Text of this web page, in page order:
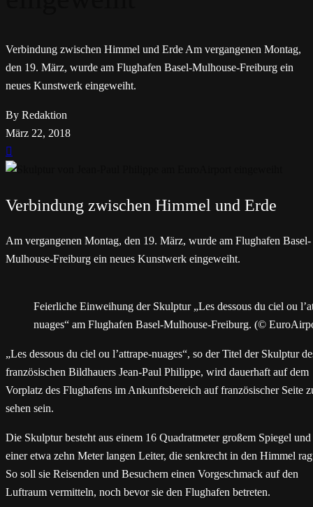
Verbindung zwischen Himmel und Erde Am vergangenen Montag,
den 19. März, wurde am Flughafen Basel-Mulhouse-Freiburg ein
neues Kunstwerk eingeweiht.
By Redaktion
März 22, 2018
Verbindung zwischen Himmel und Erde
Am vergangenen Montag, den 19. März, wurde am Flughafen Basel-
Mulhouse-Freiburg ein neues Kunstwerk eingeweiht.
Feierliche Einweihung der Skulptur „Les dessous du ciel ou
nuages“ am Flughafen Basel-Mulhouse-Freiburg. (©
„Les dessous du ciel ou l’attrape-nuages“, so der Titel der Skulptur
französischen Bildhauers Jean-Paul Philippe, wird dauerhaft auf dem
Vorplatz des Flughafens im Ankunftsbereich auf französischer Seite
sehen sein.
Die Skulptur besteht aus einem 16 Quadratmeter großem Spiegel und
einer etwa zehn Meter langen Leiter, die senkrecht in den Himmel
So soll sie Reisenden und Besuchern einen Vorgeschmack auf den
Luftraum vermitteln, noch bevor sie den Flughafen betreten.